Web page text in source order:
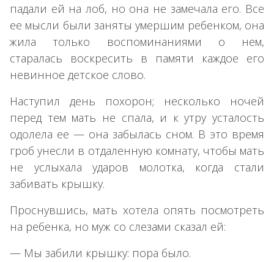
падали ей на лоб, но она не замечала его. Все
ее мысли были заняты умершим ребенком, она
жила только воспоминаниями о нем,
старалась воскресить в памяти каждое его
невинное детское слово.
Наступил день похорон; несколько ночей
перед тем мать не спала, и к утру усталость
одолела ее — она забылась сном. В это время
гроб унесли в отдаленную комнату, чтобы мать
не услыхала ударов молотка, когда стали
забивать крышку.
Проснувшись, мать хотела опять посмотреть
на ребенка, но муж со слезами сказал ей:
— Мы забили крышку: пора было.